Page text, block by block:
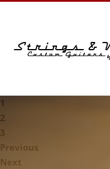
1
2
3
Previous
Next